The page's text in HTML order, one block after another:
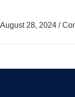
August 28, 2024 /